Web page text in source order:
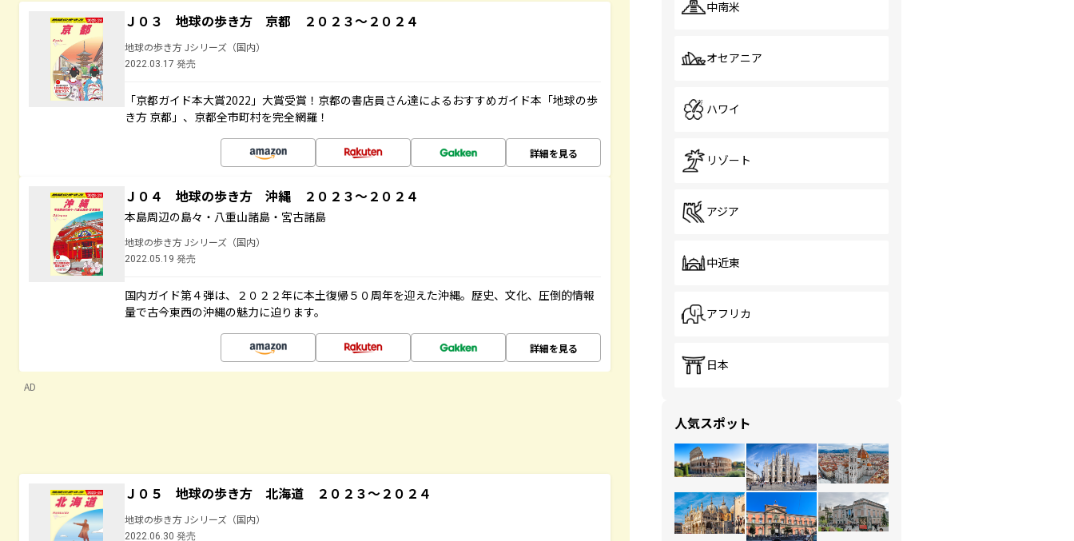
Ｊ０３ 地球の歩き方 京都 ２０２３～２０２４
地球の歩き方 Jシリーズ（国内）
2022.03.17 発売
「京都ガイド本大賞2022」大賞受賞！京都の書店員さん達によるおすすめガイド本「地球の歩
き方 京都」、京都全市町村を完全網羅！
詳細を見る
Ｊ０４ 地球の歩き方 沖縄 ２０２３～２０２４
本島周辺の島々・八重山諸島・宮古諸島
地球の歩き方 Jシリーズ（国内）
2022.05.19 発売
国内ガイド第４弾は、２０２２年に本土復帰５０周年を迎えた沖縄。歴史、文化、圧倒的情報
量で古今東西の沖縄の魅力に迫ります。
詳細を見る
AD
Ｊ０５ 地球の歩き方 北海道 ２０２３～２０２４
地球の歩き方 Jシリーズ（国内）
2022.06.30 発売
中南米
オセアニア
ハワイ
リゾート
アジア
中近東
アフリカ
日本
人気スポット